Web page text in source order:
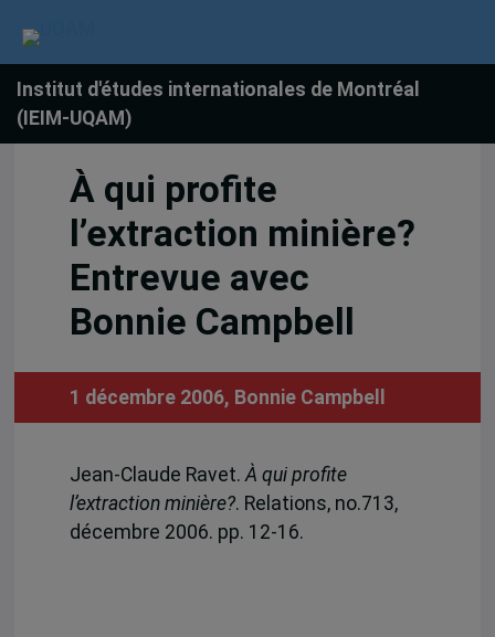
Institut d'études internationales de Montréal
(IEIM-UQAM)
À qui profite
l’extraction minière?
Entrevue avec
Bonnie Campbell
1 décembre 2006, Bonnie Campbell
Jean-Claude Ravet.À qui profite
l’extraction minière?. Relations, no.713,
décembre 2006. pp. 12-16.